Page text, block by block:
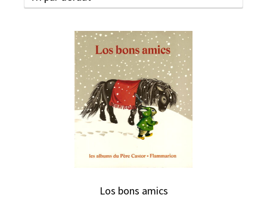
Los bons amics